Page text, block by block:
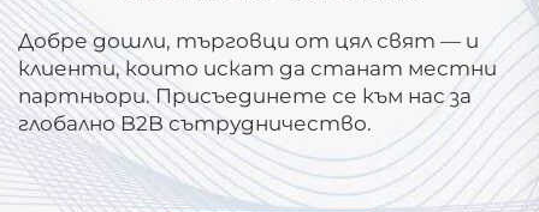
Добре дошли, търговци от цял свят — и
клиенти, които искат да станат местни
партньори. Присъединете се към нас за
глобално B2B сътрудничество.